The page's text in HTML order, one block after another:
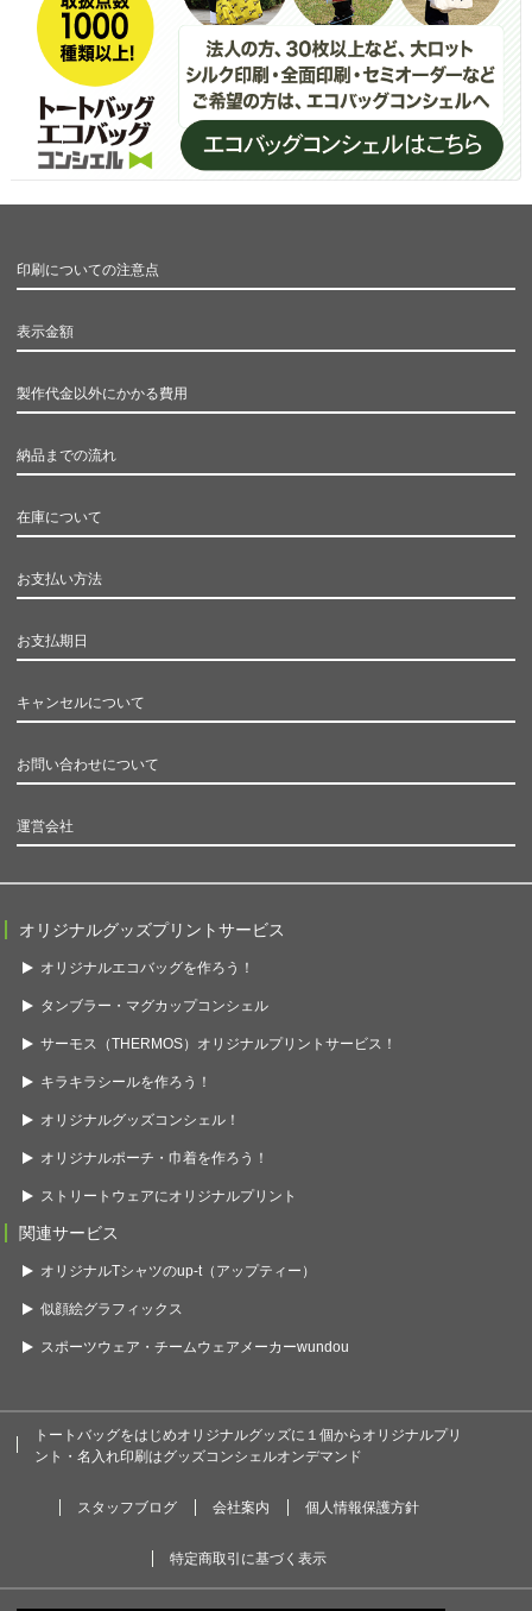
印刷についての注意点
表示金額
製作代金以外にかかる費用
納品までの流れ
在庫について
お支払い方法
お支払期日
キャンセルについて
お問い合わせについて
運営会社
オリジナルグッズプリントサービス
オリジナルエコバッグを作ろう！
タンブラー・マグカップコンシェル
サーモス（THERMOS）オリジナルプリントサービス！
キラキラシールを作ろう！
オリジナルグッズコンシェル！
オリジナルポーチ・巾着を作ろう！
ストリートウェアにオリジナルプリント
関連サービス
オリジナルTシャツのup-t（アップティー）
似顔絵グラフィックス
スポーツウェア・チームウェアメーカーwundou
トートバッグをはじめオリジナルグッズに１個からオリジナルプリ
ント・名入れ印刷はグッズコンシェルオンデマンド
スタッフブログ 会社案内 個人情報保護方針
特定商取引に基づく表示